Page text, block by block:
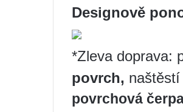
Designově
*Zleva doprava:
povrch,
povrchová